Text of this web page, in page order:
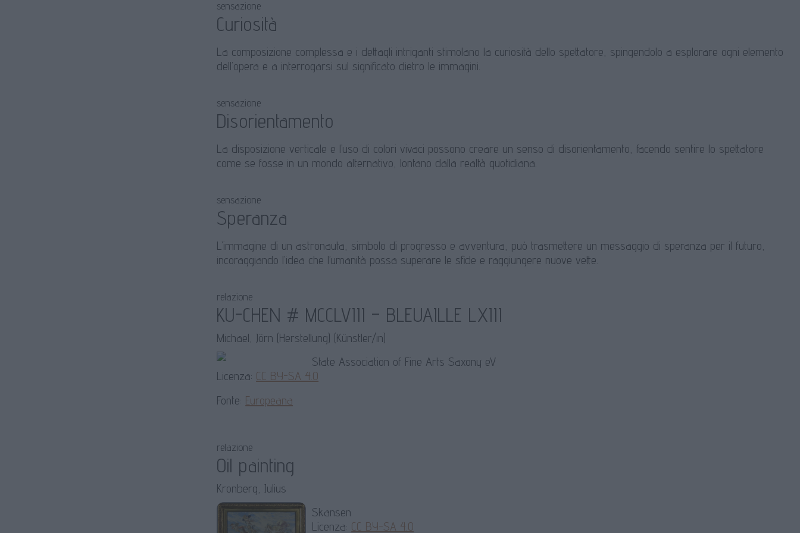
sensazione
Curiosità
La composizione complessa e i dettagli intriganti stimolano la curiosità dello spettatore, spingendolo a esplorare ogni elemento
dell’opera e a interrogarsi sul significato dietro le immagini.
sensazione
Disorientamento
La disposizione verticale e l’uso di colori vivaci possono creare un senso di disorientamento, facendo sentire lo spettatore
come se fosse in un mondo alternativo, lontano dalla realtà quotidiana.
sensazione
Speranza
L’immagine di un astronauta, simbolo di progresso e avventura, può trasmettere un messaggio di speranza per il futuro,
incoraggiando l’idea che l’umanità possa superare le sfide e raggiungere nuove vette.
relazione
KU-CHEN # MCCLVIII – BLEUAILLE LXIII
Michael, Jörn (Herstellung) (Künstler/in)
State Association of Fine Arts Saxony eV
Licenza: CC BY-SA 4.0
Fonte: Europeana
relazione
Oil painting
Kronberg, Julius
Skansen
Licenza: CC BY-SA 4.0